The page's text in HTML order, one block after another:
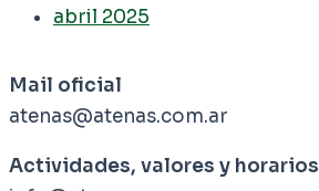
abril 2025
Mail oficial
atenas@atenas.com.ar
Actividades, valores y horarios